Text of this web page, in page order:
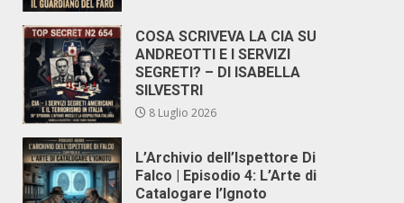
COSA SCRIVEVA LA CIA SU
ANDREOTTI E I SERVIZI
SEGRETI? – DI ISABELLA
SILVESTRI
8 Luglio 2026
L’Archivio dell’Ispettore Di
Falco | Episodio 4: L’Arte di
Catalogare l’Ignoto